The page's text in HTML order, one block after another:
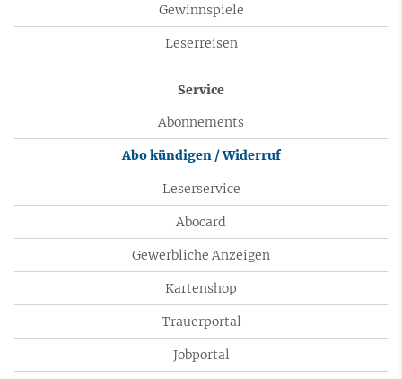
Gewinnspiele
Leserreisen
Service
Abonnements
Abo kündigen / Widerruf
Leserservice
Abocard
Gewerbliche Anzeigen
Kartenshop
Trauerportal
Jobportal